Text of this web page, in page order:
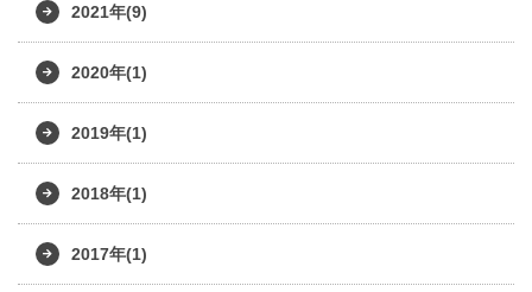
2021年(9)
2020年(1)
2019年(1)
2018年(1)
2017年(1)